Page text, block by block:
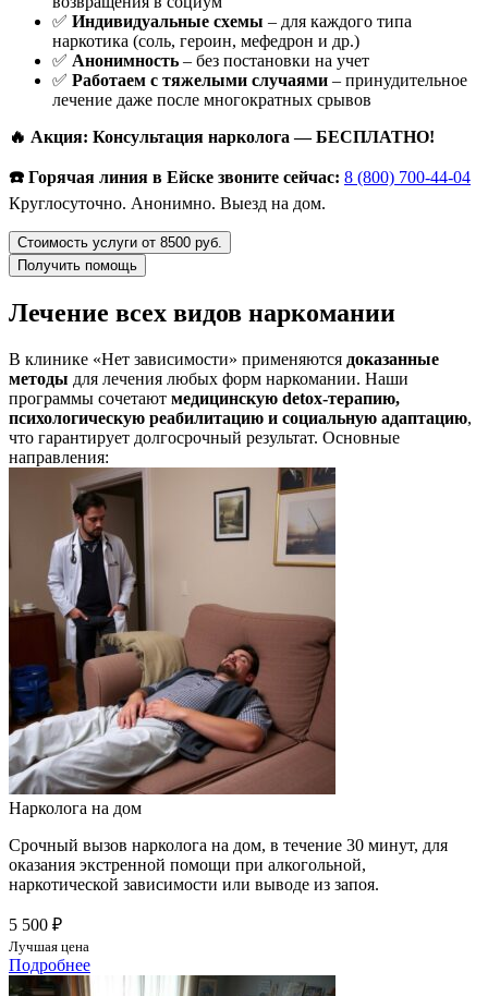
✅ Индивидуальные схемы – для каждого типа
наркотика (соль, героин, мефедрон и др.)
✅ Анонимность – без постановки на учет
✅ Работаем с тяжелыми случаями – принудительное
лечение даже после многократных срывов
🔥 Акция: Консультация нарколога — БЕСПЛАТНО!
☎️ Горячая линия в Ейске звоните сейчас: 8 (800) 700-44-04
Круглосуточно. Анонимно. Выезд на дом.
Стоимость услуги от 8500 руб.
Получить помощь
Лечение всех видов наркомании
В клинике «Нет зависимости» применяются доказанные
методы для лечения любых форм наркомании. Наши
программы сочетают медицинскую detox-терапию,
психологическую реабилитацию и социальную адаптацию,
что гарантирует долгосрочный результат. Основные
направления:
Нарколога на дом
Срочный вызов нарколога на дом, в течение 30 минут, для
оказания экстренной помощи при алкогольной,
наркотической зависимости или выводе из запоя.
5 500 ₽
Лучшая цена
Подробнее